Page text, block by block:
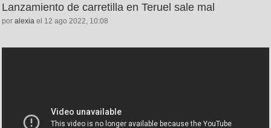
Lanzamiento de carretilla en Teruel sale mal
por alexia el 12 ago 2022, 10:08